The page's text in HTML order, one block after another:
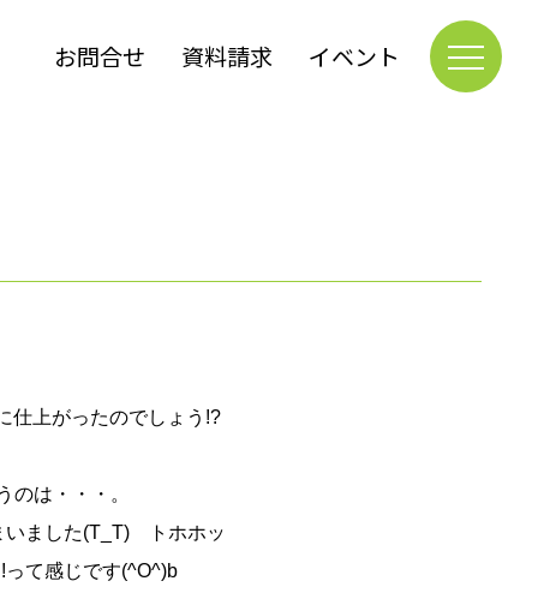
お問合せ 資料請求 イベント
上がったのでしょう!?
のは・・・。
ました(T_T)ゝトホホッ
て感じです(^O^)b